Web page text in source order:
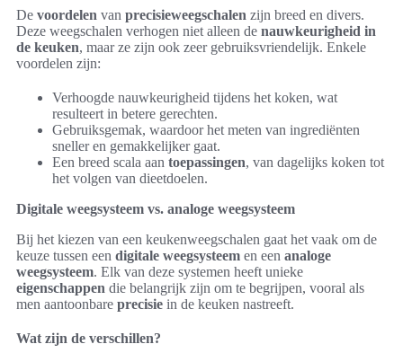
De voordelen van precisieweegschalen zijn breed en divers.
Deze weegschalen verhogen niet alleen de nauwkeurigheid in
de keuken, maar ze zijn ook zeer gebruiksvriendelijk. Enkele
voordelen zijn:
Verhoogde nauwkeurigheid tijdens het koken, wat
resulteert in betere gerechten.
Gebruiksgemak, waardoor het meten van ingrediënten
sneller en gemakkelijker gaat.
Een breed scala aan toepassingen, van dagelijks koken tot
het volgen van dieetdoelen.
Digitale weegsysteem vs. analoge weegsysteem
Bij het kiezen van een keukenweegschalen gaat het vaak om de
keuze tussen een digitale weegsysteem en een analoge
weegsysteem. Elk van deze systemen heeft unieke
eigenschappen die belangrijk zijn om te begrijpen, vooral als
men aantoonbare precisie in de keuken nastreeft.
Wat zijn de verschillen?